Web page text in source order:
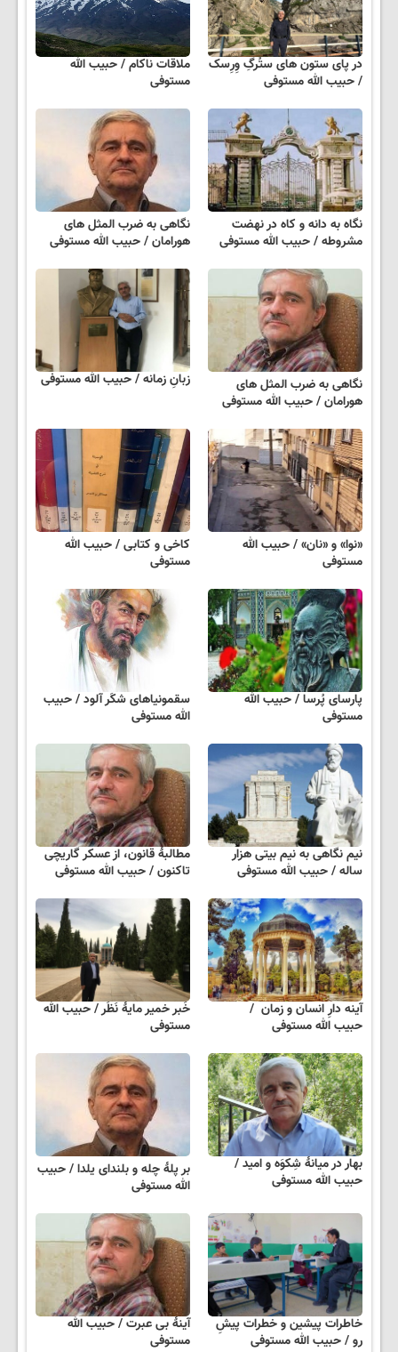
در پای ستون های ستُرگِ وِرِسک
/ حبیب الله مستوفی
ملاقات ناکام / حبیب الله
مستوفی
نگاه به دانه و کاه در نهضت
مشروطه / حبیب الله مستوفی
نگاهی به ضرب المثل های
هورامان / حبیب الله مستوفی
نگاهی به ضرب المثل های
هورامان / حبیب الله مستوفی
زبانِ زمانه / حبیب الله مستوفی
«نوا» و «نان» / حبیب الله
مستوفی
کاخی و کتابی / حبیب الله
مستوفی
پارسای پُرسا / حبیب الله
مستوفی
سقمونیاهای شکَر آلود / حبیب
الله مستوفی
نیم نگاهی به نیم بیتی هزار
ساله / حبیب الله مستوفی
مطالبهٔ قانون، از عسکر گاریچی
تاکنون / حبیب الله مستوفی
آینه دارِ انسان و زمان /
حبیب الله مستوفی
خَبر خمیر مایهٔ نَظَر / حبیب الله
مستوفی
بهار در میانهٔ شِکوَه و امید /
حبیب الله مستوفی
بر پلهٔ چله و بلندای یلدا / حبیب
الله مستوفی
خاطرات پیشین و خطرات پیشِ
رو / حبیب الله مستوفی
آینهٔ بی عبرت / حبیب الله
مستوفی